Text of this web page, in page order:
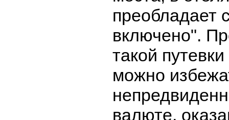
преобладает
включено".
такой
можно
валюте,